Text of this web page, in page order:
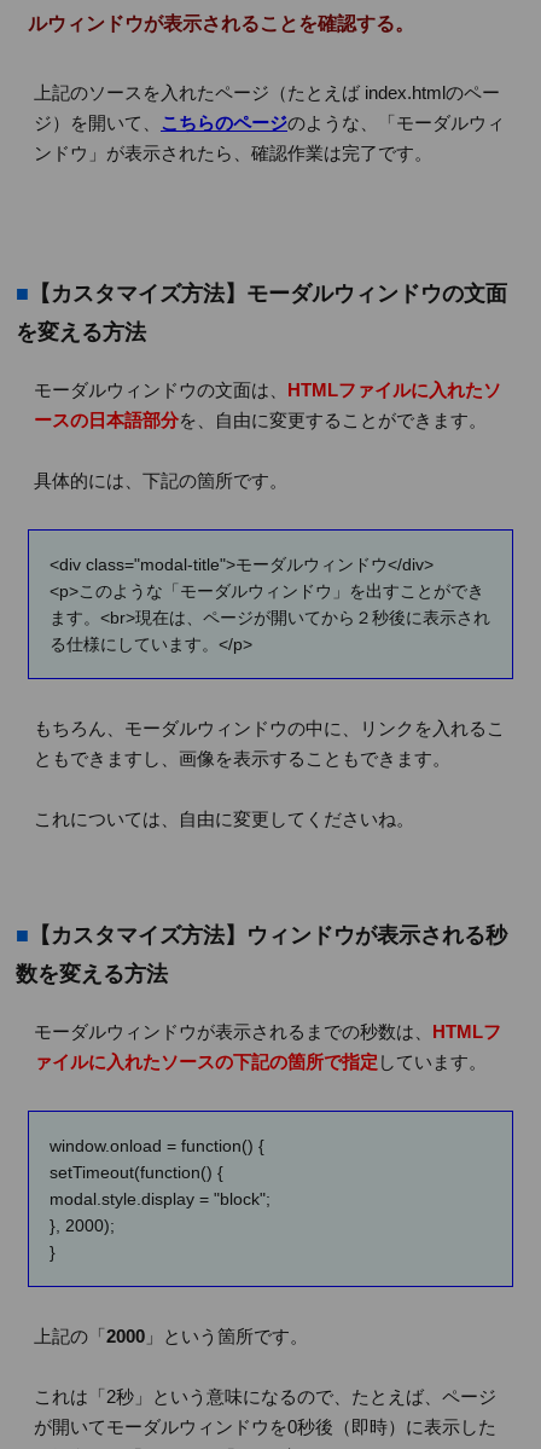
ルウィンドウが表示されることを確認する。
上記のソースを入れたページ（たとえば index.htmlのペー
ジ）を開いて、
こちらのページのような、「モーダルウィ
ンドウ」が表示されたら、確認作業は完了です。
■ 【カスタマイズ方法】モーダルウィンドウの文面
を変える方法
モーダルウィンドウの文面は、 HTMLファイルに入れたソ
ースの日本語部分を、自由に変更することができます。
具体的には、下記の箇所です。
<div class="modal-title">モーダルウィンドウ</div>
<p>このような「モーダルウィンドウ」を出すことができ
ます。<br>現在は、ページが開いてから２秒後に表示され
る仕様にしています。</p>
もちろん、モーダルウィンドウの中に、リンクを入れるこ
ともできますし、画像を表示することもできます。
これについては、自由に変更してくださいね。
■ 【カスタマイズ方法】ウィンドウが表示される秒
数を変える方法
モーダルウィンドウが表示されるまでの秒数は、 HTMLフ
ァイルに入れたソースの下記の箇所で指定 しています。
window.onload = function() {
setTimeout(function() {
modal.style.display = "block";
}, 2000);
}
上記の「2000 」という箇所です。
これは「2秒」という意味になるので、たとえば、ページ
が開いてモーダルウィンドウを0秒後（即時）に表示した